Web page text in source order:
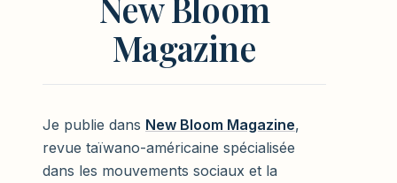
Magazine
Je publie dans New Bloom Magazine,
revue taïwano-américaine spécialisée
dans les mouvements sociaux et la